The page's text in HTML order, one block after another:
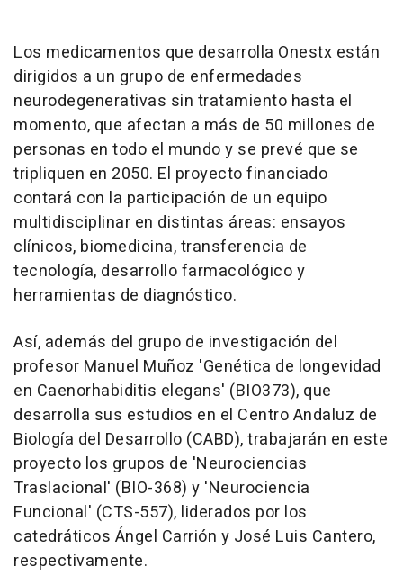
Los medicamentos que desarrolla Onestx están
dirigidos a un grupo de enfermedades
neurodegenerativas sin tratamiento hasta el
momento, que afectan a más de 50 millones de
personas en todo el mundo y se prevé que se
tripliquen en 2050. El proyecto financiado
contará con la participación de un equipo
multidisciplinar en distintas áreas: ensayos
clínicos, biomedicina, transferencia de
tecnología, desarrollo farmacológico y
herramientas de diagnóstico.
Así, además del grupo de investigación del
profesor Manuel Muñoz 'Genética de longevidad
en Caenorhabiditis elegans' (BIO373), que
desarrolla sus estudios en el Centro Andaluz de
Biología del Desarrollo (CABD), trabajarán en este
proyecto los grupos de 'Neurociencias
Traslacional' (BIO-368) y 'Neurociencia
Funcional' (CTS-557), liderados por los
catedráticos Ángel Carrión y José Luis Cantero,
respectivamente.